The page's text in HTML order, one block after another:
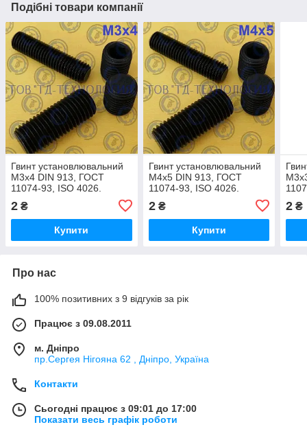
Подібні товари компанії
Гвинт установлювальний
М3х4 DIN 913, ГОСТ
11074-93, ISO 4026.
2 ₴
Купити
Гвинт установлювальний
М4х5 DIN 913, ГОСТ
11074-93, ISO 4026.
2₴
Купити
2 ₴
Про нас
100% позитивних з 9 відгуків за рік
Працює з 09.08.2011
м. Дніпро
пр.Сергея Нігояна 62 , Дніпро, Україна
Контакти
Сьогодні працює з 09:01 до 17:00
Показати весь графік роботи